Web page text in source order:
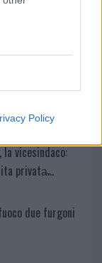
Policy
ombelico del
la vicesindaco:
privata̶…
due furgoni